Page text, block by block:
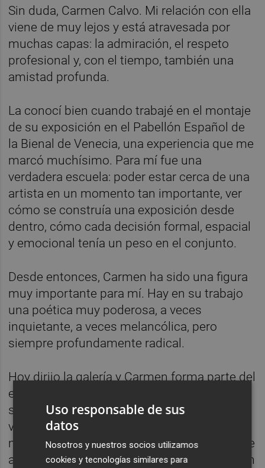
Sin duda, Carmen Calvo. Mi relación con ella
viene de muy lejos y está atravesada por
muchas capas: la admiración, el respeto
profesional y, con el tiempo, también una
amistad profunda.
La conocí bien cuando trabajé en el montaje
de su exposición en el Pabellón Español de
la Bienal de Venecia, una experiencia que me
marcó muchísimo. Para mí fue una
verdadera escuela: poder estar cerca de una
artista en un momento tan importante, ver
cómo se construía una exposición desde
dentro, cómo cada decisión formal, espacial
y emocional tenía un peso en el conjunto.
Desde entonces, Carmen ha sido una figura
muy importante para mí. Hay en su trabajo
una poética muy poderosa, a veces
inquietante, a veces melancólica, pero
siempre profundamente radical.
Hoy dirijo la galería y Carmen forma parte del
elenco de artistas, y eso tiene para mí un
significado muy especial. Nos une algo que
va mucho más allá de lo profesional. Son
muchos años de admiración, de respeto y de
acompañamiento, pero también una relación
Uso responsable de sus
datos
Nosotros y nuestros socios utilizamos
cookies y tecnologías similares para